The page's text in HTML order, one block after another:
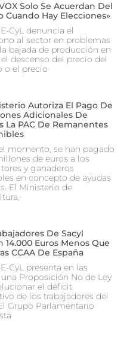
Solo Se Acuerdan Del
Cuando Hay Elecciones»
CyL denuncia el
al sector en problemas
bajada de producción en
descenso del precio del
o el precio
Autoriza El Pago De
Adicionales De
La PAC De Remanentes
momento, se han pagado
de euros a los
y ganaderos
en concepto de ayudas
El Ministerio de
De Sacyl
14.000 Euros Menos Que
CCAA De España
CyL presenta en las
Proposición No de Ley
el déficit
de los trabajadores del
Grupo Parlamentario